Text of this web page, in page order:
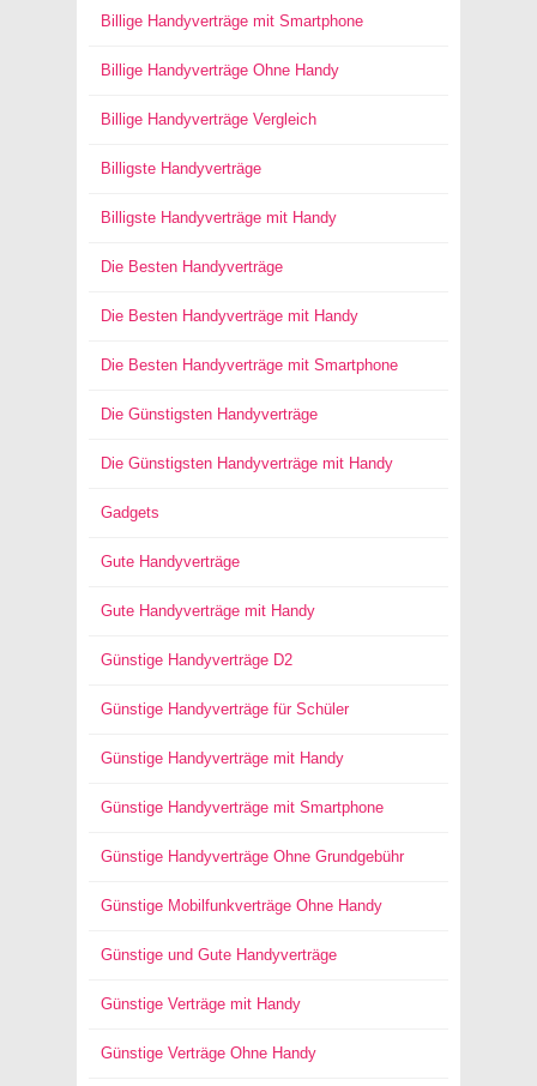
Billige Handyverträge mit Smartphone
Billige Handyverträge Ohne Handy
Billige Handyverträge Vergleich
Billigste Handyverträge
Billigste Handyverträge mit Handy
Die Besten Handyverträge
Die Besten Handyverträge mit Handy
Die Besten Handyverträge mit Smartphone
Die Günstigsten Handyverträge
Die Günstigsten Handyverträge mit Handy
Gadgets
Gute Handyverträge
Gute Handyverträge mit Handy
Günstige Handyverträge D2
Günstige Handyverträge für Schüler
Günstige Handyverträge mit Handy
Günstige Handyverträge mit Smartphone
Günstige Handyverträge Ohne Grundgebühr
Günstige Mobilfunkverträge Ohne Handy
Günstige und Gute Handyverträge
Günstige Verträge mit Handy
Günstige Verträge Ohne Handy